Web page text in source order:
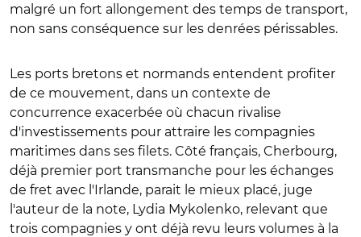
malgré un fort allongement des temps de transport,
non sans conséquence sur les denrées périssables.
Les ports bretons et normands entendent profiter
de ce mouvement, dans un contexte de
concurrence exacerbée où chacun rivalise
d'investissements pour attraire les compagnies
maritimes dans ses filets. Côté français, Cherbourg,
déjà premier port transmanche pour les échanges
de fret avec l'Irlande, parait le mieux placé, juge
l'auteur de la note, Lydia Mykolenko, relevant que
trois compagnies y ont déjà revu leurs volumes à la